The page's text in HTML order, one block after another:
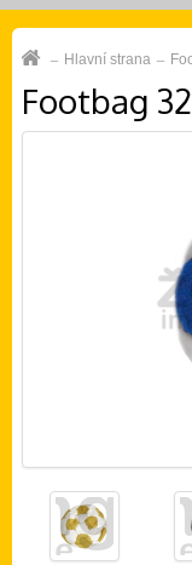
Hlavní strana
Footbag